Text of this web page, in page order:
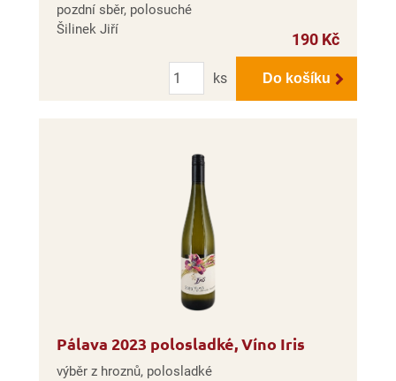
pozdní sběr, polosuché
Šilinek Jiří
190 Kč
Počet
ks
Do košíku
Pálava 2023 polosladké, Víno Iris
výběr z hroznů, polosladké